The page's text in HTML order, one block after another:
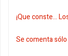
¡Que conste...
Se comenta